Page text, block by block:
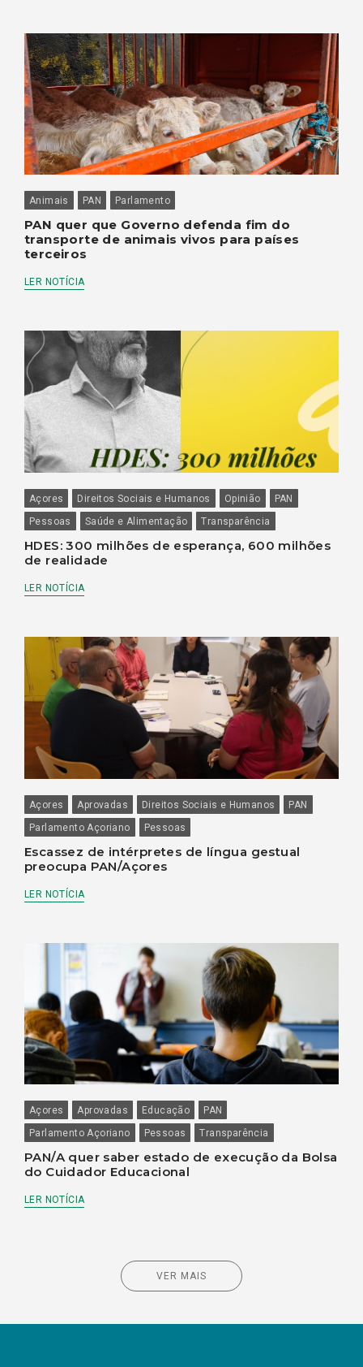
Animais PAN Parlamento
PAN quer que Governo defenda fim do
transporte de animais vivos para países
terceiros
LER NOTÍCIA
Açores Direitos Sociais e Humanos Opinião
PAN
Pessoas
Saúde e Alimentação Transparência
HDES: 300 milhões de esperança, 600 milhões
de realidade
LER NOTÍCIA
Açores Aprovadas Direitos Sociais e Humanos
PAN
Parlamento Açoriano
Pessoas
Escassez de intérpretes de língua gestual
preocupa PAN/Açores
LER NOTÍCIA
Açores Aprovadas Educação
PAN
Parlamento Açoriano
Pessoas Transparência
PAN/A quer saber estado de execução da Bolsa
do Cuidador Educacional
LER NOTÍCIA
VER MAIS